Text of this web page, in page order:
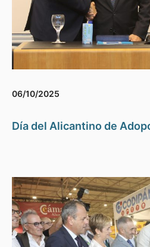
06/10/2025
Día del Alicantino de